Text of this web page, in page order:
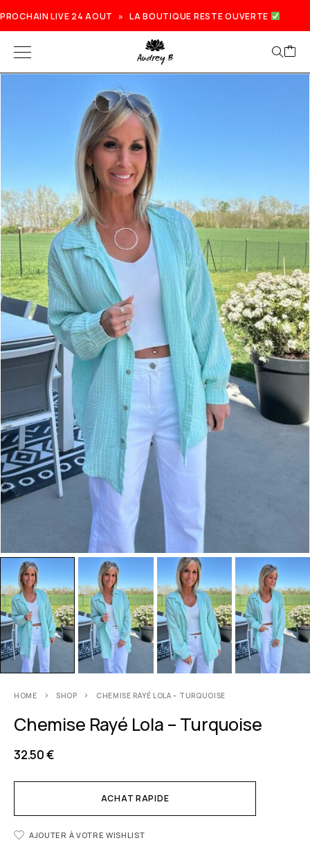
PROCHAIN LIVE 24 AOUT » LA BOUTIQUE RESTE OUVERTE
HOME SHOP CHEMISE RAYÉ LOLA – TURQUOISE
Chemise Rayé Lola – Turquoise
32.50€
ACHAT RAPIDE
AJOUTER À VOTRE WISHLIST